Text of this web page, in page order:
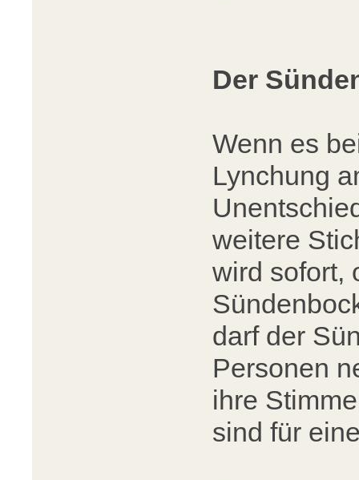
Der
Wenn es
Lynchung
weitere
wird sofort,
darf der
Personen
ihre
sind für